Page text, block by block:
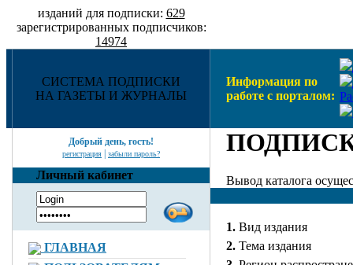
изданий для подписки: 629
зарегистрированных подписчиков:
14974
СИСТЕМА ПОДПИСКИ
НА ГАЗЕТЫ И ЖУРНАЛЫ
Информация по
работе с порталом:
Добрый день, гость!
регистрация забыли пароль?
Личный кабинет
ГЛАВНАЯ
Вывод каталога
1. Вид издания
2. Тема издания